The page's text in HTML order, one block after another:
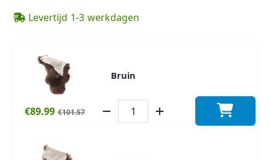
Levertijd 1-3 werkdagen
Bruin
€89.99 €101.57